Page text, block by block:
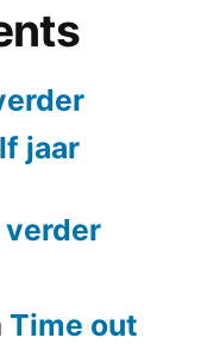
jaar
verder
​Time out